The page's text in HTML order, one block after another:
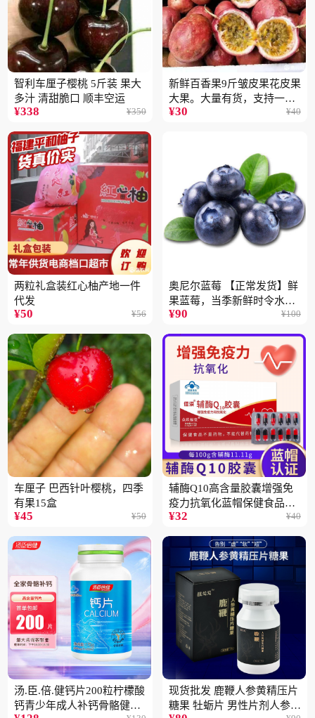
智利车厘子樱桃 5斤装 果大
多汁 清甜脆口 顺丰空运
¥338 ¥350
新鲜百香果9斤皱皮果花皮果
大果。大量有货，支持一件
代
¥30 ¥40
两粒礼盒装红心柚产地一件
代发
¥50 ¥56
奥尼尔蓝莓 【正常发货】鲜
果蓝莓，当季新鲜时令水果
顺丰包邮
¥90 ¥100
车厘子 巴西针叶樱桃，四季
有果15盒
¥45 ¥50
辅酶Q10高含量胶囊增强免
疫力抗氧化蓝帽保健食品批
发一件代发2盒
¥32 ¥40
汤.臣.倍.健钙片200粒柠檬酸
钙青少年成人补钙骨骼健康
现货批发 鹿鞭人参黄精压片
糖果 牡蛎片 男性片剂人参黄